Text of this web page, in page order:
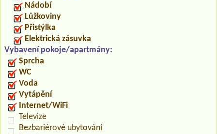
Nádobí
Lůžkoviny
Přistýlka
Elektrická zásuvka
Vybavení pokoje/apartmány:
Sprcha
WC
Voda
Vytápění
Internet/WiFi
Televize
Bezbariérové ubytování